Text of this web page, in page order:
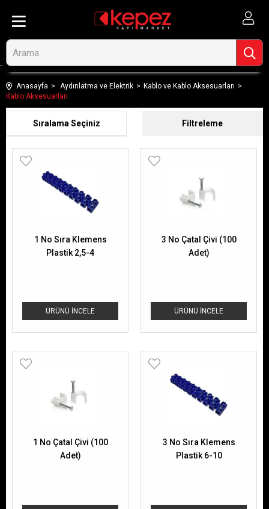
Anasayfa Aydınlatma ve Elektrik
Kablo ve Kablo Aksesuarları
Kablo Aksesuarları
Filtreleme
Sıralama
ÜRÜNÜ İNCELE
1 No Sıra Klemens
Plastik 2,5-4
ÜRÜNÜ İNCELE
3 No Çatal Çivi (100
Adet)
1 No Çatal Çivi (100
Adet)
3 No Sıra Klemens
Plastik 6-10